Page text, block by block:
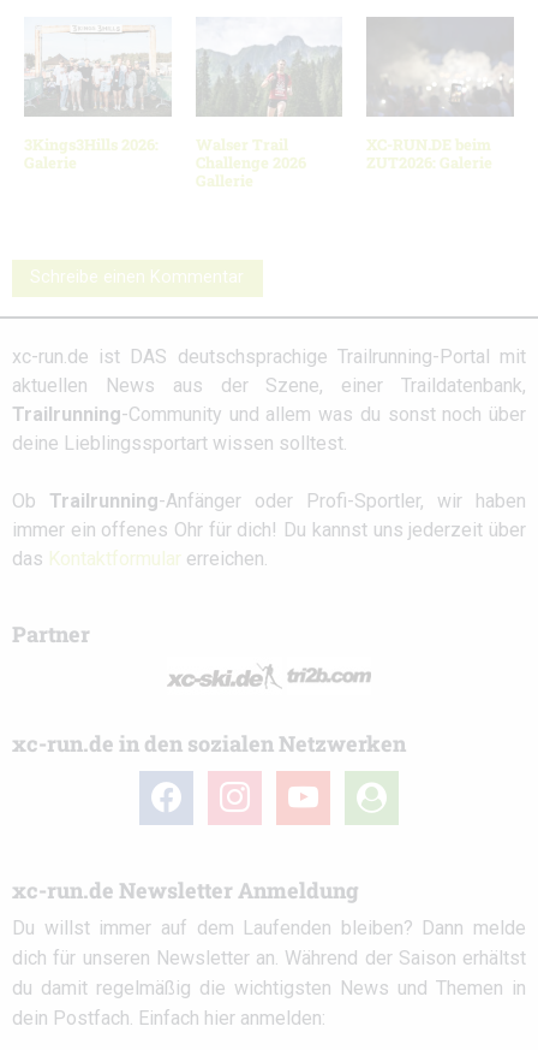
3Kings3Hills 2026:
Galerie
Walser Trail
Challenge 2026
Gallerie
XC-RUN.DE beim
ZUT2026: Galerie
Schreibe einen Kommentar
xc-run.de ist DAS deutschsprachige Trailrunning-Portal mit
aktuellen News aus der Szene, einer Traildatenbank,
Trailrunning-Community und allem was du sonst noch über
deine Lieblingssportart wissen solltest.
Ob Trailrunning-Anfänger oder Profi-Sportler, wir haben
immer ein offenes Ohr für dich! Du kannst uns jederzeit über
das Kontaktformular erreichen.
Partner
xc-run.de in den sozialen Netzwerken
facebook instagram youtube
user-
circle
xc-run.de Newsletter Anmeldung
Du willst immer auf dem Laufenden bleiben? Dann melde
dich für unseren Newsletter an. Während der Saison erhältst
du damit regelmäßig die wichtigsten News und Themen in
dein Postfach. Einfach hier anmelden: